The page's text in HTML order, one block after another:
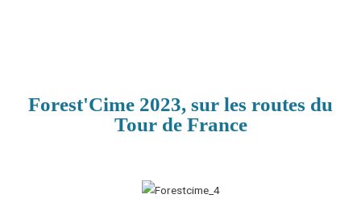
Forest'Cime 2023, sur les routes du
Tour de France